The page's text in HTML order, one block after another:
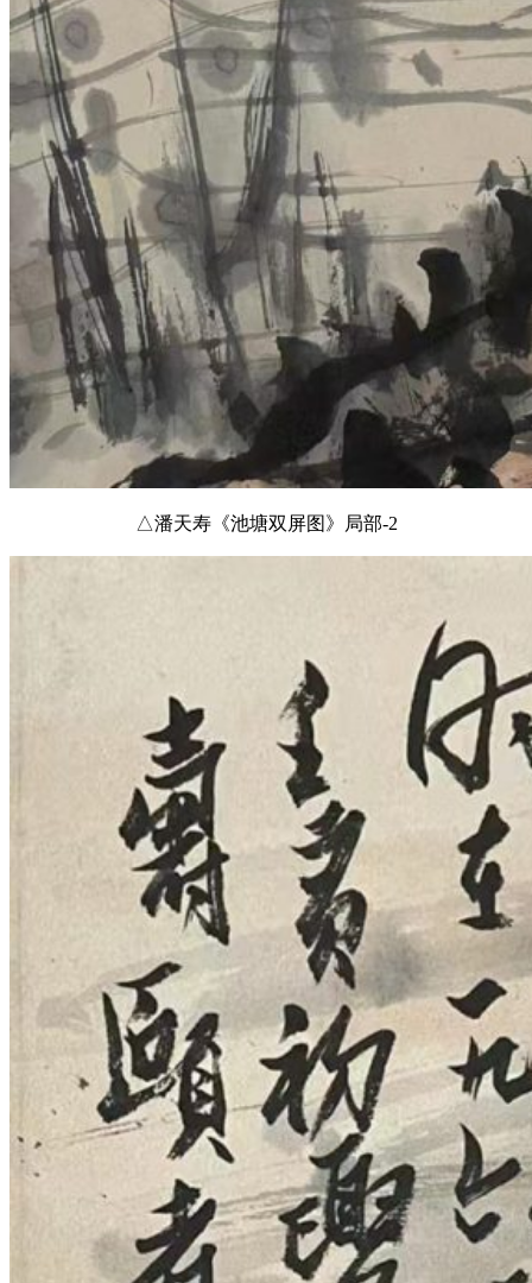
△潘天寿《池塘双屏图》局部-2